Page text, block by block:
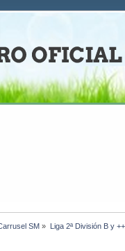
SM » Liga 2ª División B y